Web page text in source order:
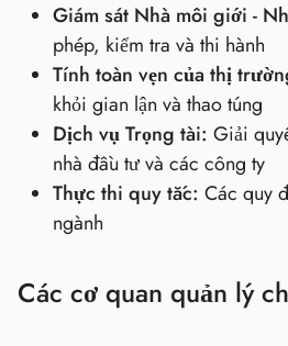
Giám sát Nhà môi giới -
phép, kiểm tra và thi hành
Tính toàn vẹn của thị
khỏi gian lận và thao túng
Dịch vụ Trọng tài: Giải
nhà đầu tư và các công ty
Thực thi quy tắc: Các quy
ngành
Các cơ quan quản lý